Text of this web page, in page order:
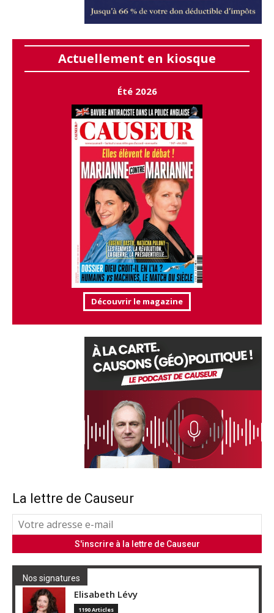
Actuellement en kiosque
Été 2026
Découvrir le magazine
La lettre de Causeur
Nos signatures
Elisabeth Lévy
1190 Articles